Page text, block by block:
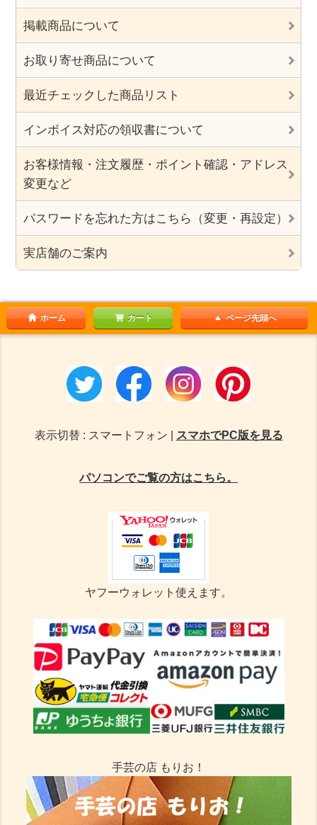
掲載商品について
お取り寄せ商品について
最近チェックした商品リスト
インボイス対応の領収書について
お客様情報・注文履歴・ポイント確認・アドレス
変更など
パスワードを忘れた方はこちら（変更・再設定）
実店舗のご案内
ホーム カート ページ先頭へ
表示切替 : スマートフォン | スマホでPC版を見る
パソコンでご覧の方はこちら。
ヤフーウォレット使えます。
手芸の店 もりお！